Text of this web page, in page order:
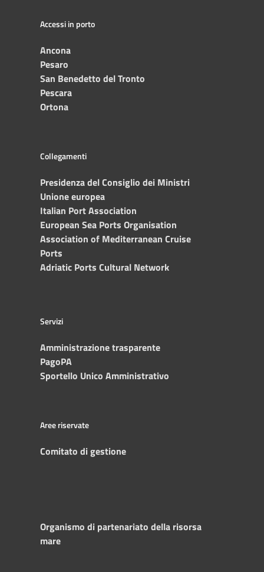
Accessi in porto
Ancona
Pesaro
San Benedetto del Tronto
Pescara
Ortona
Collegamenti
Presidenza del Consiglio dei Ministri
Unione europea
Italian Port Association
European Sea Ports Organisation
Association of Mediterranean Cruise
Ports
Adriatic Ports Cultural Network
Servizi
Amministrazione trasparente
PagoPA
Sportello Unico Amministrativo
Aree riservate
Comitato di gestione
Organismo di partenariato della risorsa
mare